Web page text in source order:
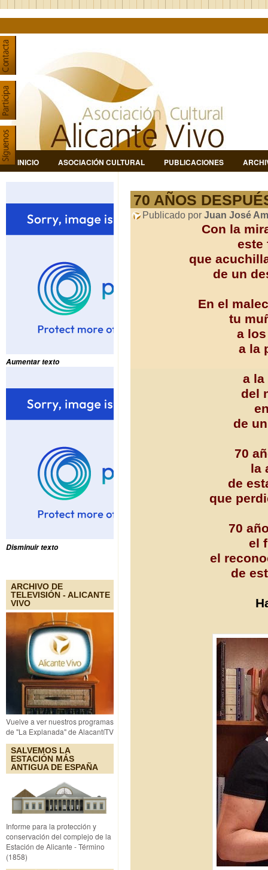
INICIO ASOCIACIÓN CULTURAL PUBLICACIONES
Aumentar texto
Disminuir texto
ARCHIVO DE
TELEVISIÓN - ALICANTE
VIVO
Vuelve a ver nuestros programas
de "La Explanada" de AlacantíTV
SALVEMOS LA
ESTACIÓN MÁS
ANTIGUA DE ESPAÑA
Informe para la protección y
conservación del complejo de la
Estación de Alicante - Término
(1858)
70 AÑOS
Publicado por Juan José
Con la
este
que
de un
En el
tu
a
a la
a la
del
de
70
la
de
que
70
el
el
de